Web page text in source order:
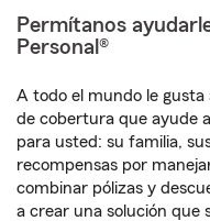
Permítanos
Personal®
A todo el mundo le gusta
de cobertura que ayude
para usted: su familia,
recompensas por
combinar pólizas y
a crear una solución que